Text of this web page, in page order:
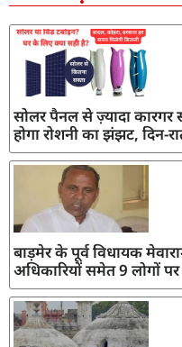
सोलर पैनल से ज़्यादा कारगर
होगा रोशनी का झंझट, दिन-
बाड़मेर के पूर्व विधायक
अधिकारियों समेत 9 लोगों पर